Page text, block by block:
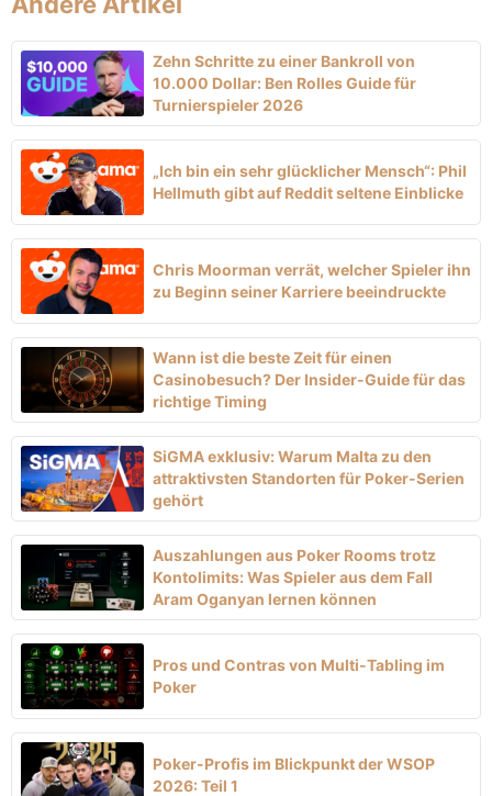
Zehn Schritte zu einer Bankroll von
10.000 Dollar: Ben Rolles Guide für
Turnierspieler 2026
„Ich bin ein sehr glücklicher Mensch“: Phil
Hellmuth gibt auf Reddit seltene Einblicke
Chris Moorman verrät, welcher Spieler ihn
zu Beginn seiner Karriere beeindruckte
Wann ist die beste Zeit für einen
Casinobesuch? Der Insider-Guide für das
richtige Timing
SiGMA exklusiv: Warum Malta zu den
attraktivsten Standorten für Poker-Serien
gehört
Auszahlungen aus Poker Rooms trotz
Kontolimits: Was Spieler aus dem Fall
Aram Oganyan lernen können
Pros und Contras von Multi-Tabling im
Poker
Poker-Profis im Blickpunkt der WSOP
2026: Teil 1